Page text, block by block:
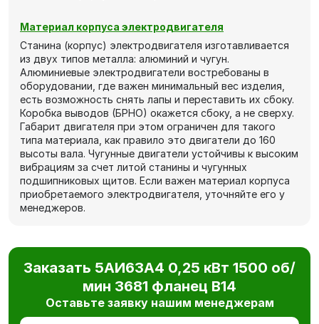
Материал корпуса электродвигателя
Станина (корпус) электродвигателя изготавливается
из двух типов металла: алюминий и чугун.
Алюминиевые электродвигатели востребованы в
оборудовании, где важен минимальный вес изделия,
есть возможность снять лапы и переставить их сбоку.
Коробка выводов (БРНО) окажется сбоку, а не сверху.
Габарит двигателя при этом ограничен для такого
типа материала, как правило это двигатели до 160
высоты вала. Чугунные двигатели устойчивы к высоким
вибрациям за счет литой станины и чугунных
подшипниковых щитов. Если важен материал корпуса
приобретаемого электродвигателя, уточняйте его у
менеджеров.
Заказать 5АИ63А4 0,25 кВт 1500 об/
мин 3681 фланец В14
Оставьте заявку нашим менеджерам